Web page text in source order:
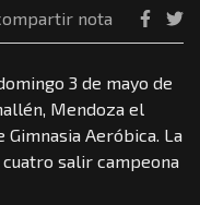
nota
3 de mayo de
Mendoza el
Gimnasia Aeróbica. La
salir campeona